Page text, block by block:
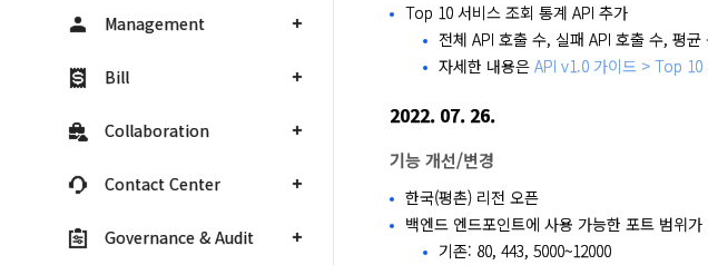
Management
Bill
Collaboration
Contact Center
Governance & Audit
Top 10 서비스 조회 통계 API 추가
전체 API 호출 수, 실패 API 호출 수, 평
자세한 내용은 API v1.0 가이드 > Top 10
2022. 07. 26.
기능 개선/변경
한국(평촌) 리전 오픈
백엔드 엔드포인트에 사용 가능한 포트 범위
기존: 80, 443, 5000~12000